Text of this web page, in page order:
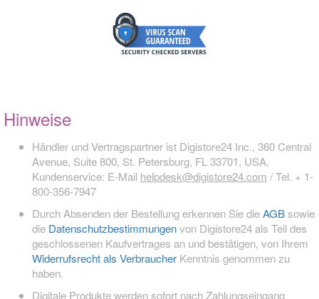
Hinweise
Händler und Vertragspartner ist Digistore24 Inc., 360 Central
Avenue, Suite 800, St. Petersburg, FL 33701, USA,
Kundenservice: E-Mail helpdesk@digistore24.com / Tel. + 1-
800-356-7947
Durch Absenden der Bestellung erkennen Sie dieAGB sowie
die Datenschutzbestimmungenvon Digistore24 als Teil des
geschlossenen Kaufvertrages an und bestätigen, von Ihrem
Widerrufsrecht als Verbraucher Kenntnis genommen zu
haben.
Digitale Produkte werden sofort nach Zahlungseingang